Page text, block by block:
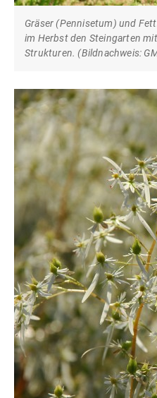
Gräser (Pennisetum) und
im Herbst den Steingarten
Strukturen. (Bildnachweis: